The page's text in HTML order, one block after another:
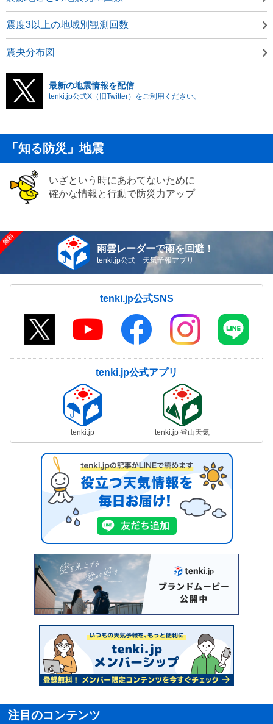
震度3以上の地域別観測回数
震央分布図
最新の地震情報を配信
tenki.jp公式X（旧Twitter）をご利用ください。
「知る防災」地震
いざという時にあわてないために
確かな情報と行動で防災力アップ
雨雲レーダーで雨を回避！
tenki.jp公式 天気予報アプリ
tenki.jp公式SNS
tenki.jp公式アプリ
tenki.jp tenki.jp 登山天気
注目のコンテンツ